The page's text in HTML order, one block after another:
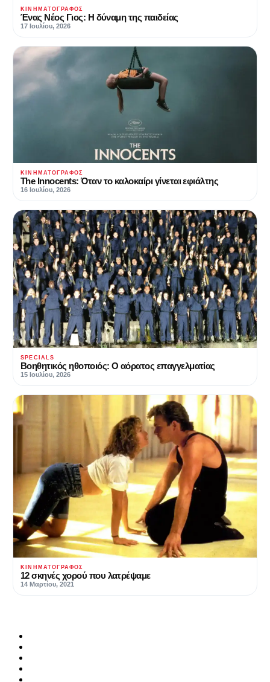
ΚΙΝΗΜΑΤΟΓΡΆΦΟΣ
Ένας Νέος Γιος: Η δύναμη της παιδείας
17 Ιουλίου, 2026
ΚΙΝΗΜΑΤΟΓΡΆΦΟΣ
The Innocents: Όταν το καλοκαίρι γίνεται εφιάλτης
16 Ιουλίου, 2026
SPECIALS
Βοηθητικός ηθοποιός: Ο αόρατος επαγγελματίας
15 Ιουλίου, 2026
ΚΙΝΗΜΑΤΟΓΡΆΦΟΣ
12 σκηνές χορού που λατρέψαμε
14 Μαρτίου, 2021